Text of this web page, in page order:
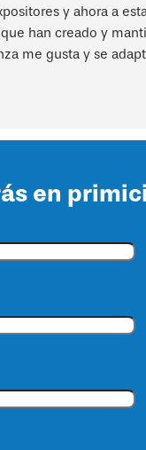
y ahora a
han creado y
me gusta y se
en